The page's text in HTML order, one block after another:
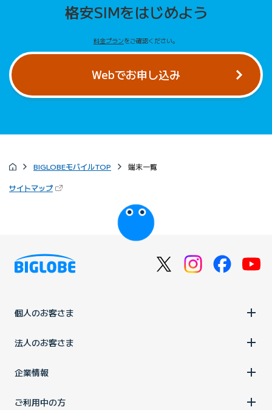
格安SIMをはじめよう
料金プランをご確認ください。
Webでお申し込み
BIGLOBEモバイルTOP 端末一覧
サイトマップ（新しいタブで開きます）
個人のお客さま
法人のお客さま
企業情報
ご利用中の方